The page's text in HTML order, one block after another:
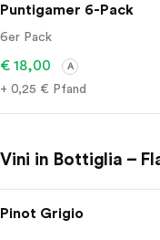
Puntigamer 6-Pack
6er Pack
€ 18,00 A
+ 0,25 € Pfand
Vini in Bottiglia –
Pinot Grigio